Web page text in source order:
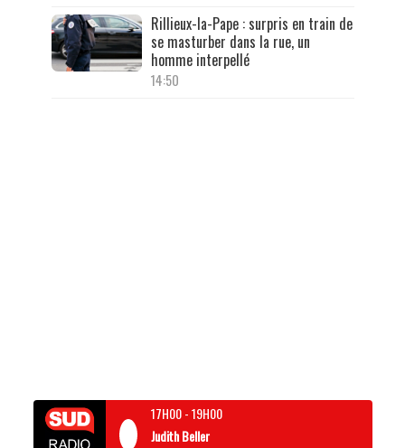
Rillieux-la-Pape : surpris en train de
se masturber dans la rue, un
homme interpellé
14:50
17H00-19H00
Judith Beller